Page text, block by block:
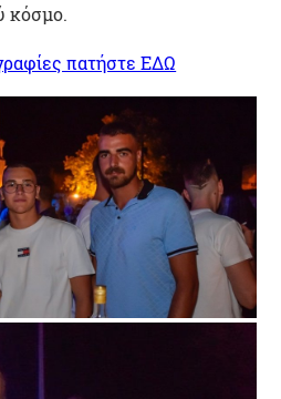
κόσμο.
πατήστε ΕΔΩ